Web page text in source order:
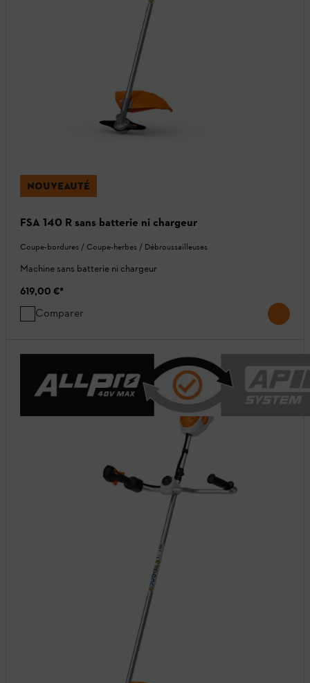
NOUVEAUTÉ
FSA 140 R sans batterie ni chargeur
Coupe-bordures / Coupe-herbes / Débroussailleuses
Machine sans batterie ni chargeur
619,00 €*
Comparer